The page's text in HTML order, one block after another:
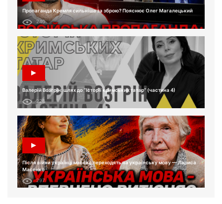
Пропаганда Кремля сильніша за зброю? Пояснює Олег Магалецький
240
Валерій Возгрін: шлях до “Історії кримських татар” (частина 4)
228
Після війни українці масово переходять на українську мову — Лариса
Масенко
297